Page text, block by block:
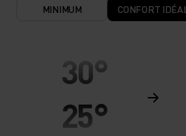
MINIMUM CONFORT IDÉAL
30°
25°